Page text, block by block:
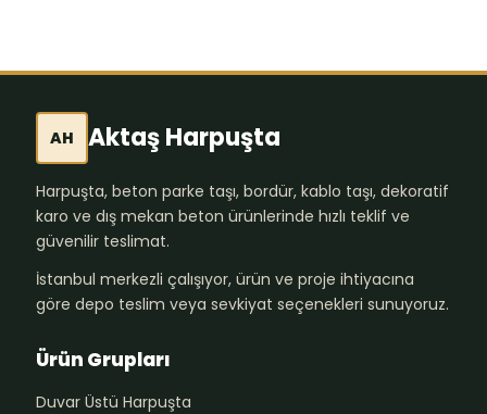
AH Aktaş Harpuşta
Harpuşta, beton parke taşı, bordür, kablo taşı, dekoratif
karo ve dış mekan beton ürünlerinde hızlı teklif ve
güvenilir teslimat.
İstanbul merkezli çalışıyor, ürün ve proje ihtiyacına
göre depo teslim veya sevkiyat seçenekleri sunuyoruz.
Ürün Grupları
Duvar Üstü Harpuşta